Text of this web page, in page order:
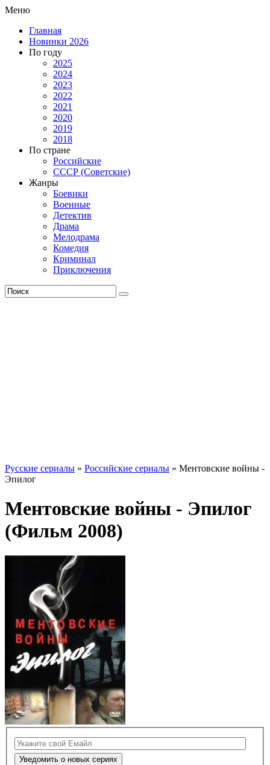
Меню
Главная
Новинки 2026
По году
2025
2024
2023
2022
2021
2020
2019
2018
По стране
Российские
СССР (Советские)
Жанры
Боевики
Военные
Детектив
Драма
Мелодрама
Комедия
Криминал
Приключения
Русские сериалы » Российские сериалы » Ментовские войны -
Эпилог
Ментовские войны - Эпилог
(Фильм 2008)
Уведомить о новых сериях